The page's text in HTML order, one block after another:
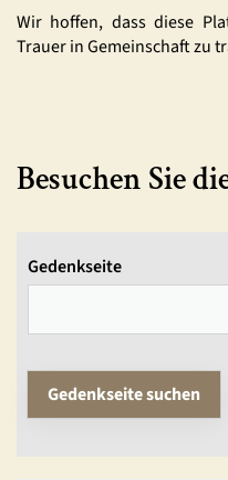
Wir hoffen, dass diese
Trauer in Gemeinschaft zu
Besuchen Sie
Gedenkseite